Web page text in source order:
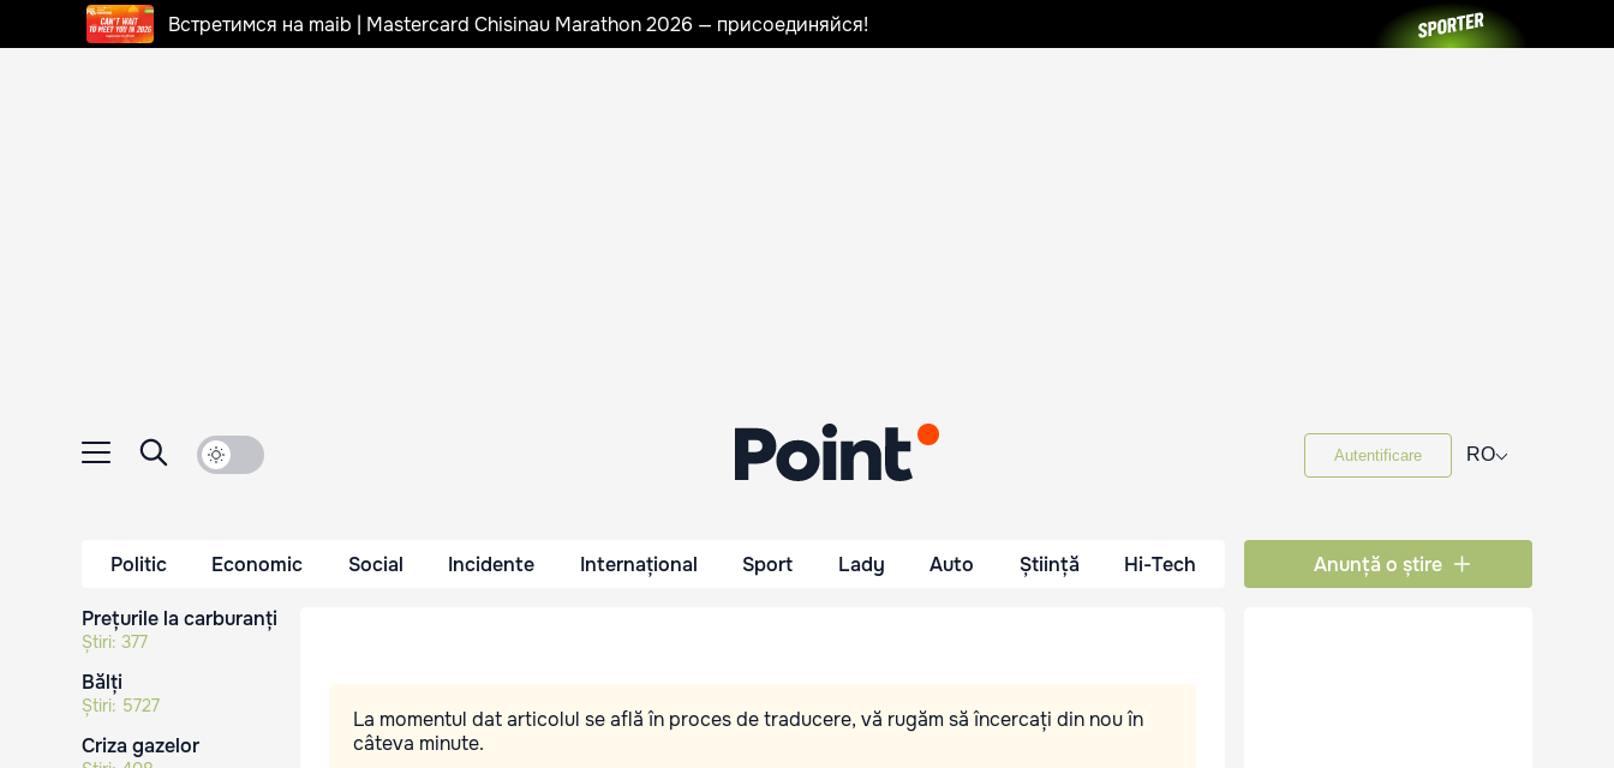
Встретимся на maib | Mastercard Chisinau Marathon 2026 — присоединяйся!
Autentificare RO⌵
Politic Economic Social Incidente Internațional Sport Lady Auto Știință Hi-Tech Anunță o știre
Prețurile la carburanți
Știri: 377
Bălți
Știri: 5727
Criza gazelor
La momentul dat articolul se află în proces de traducere, vă rugăm să încercați din nou în
câteva minute.